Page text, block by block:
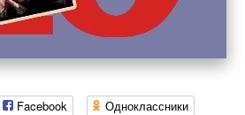
Facebook
Одноклассники